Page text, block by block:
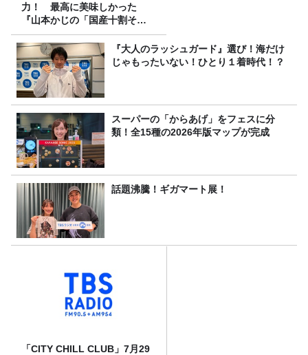
力！ 最高に美味しかった
『山本かじの「国産十割そ
ば」』とは？【十割そば10種
食べ比べ】
『大人のラッシュガード』選び！海だけ
じゃもったいない！ひとり１着時代！？
スーパーの「からあげ」をフェスに分
類！全15種の2026年版マップが完成
話題沸騰！ギガマート展！
「CITY CHILL CLUB」7月29